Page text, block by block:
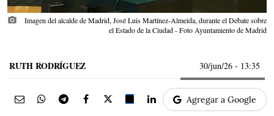
photo_camera
Imagen del alcalde de Madrid, José Luis Martínez-Almeida, durante el Debate sobre
el Estado de la Ciudad - Foto Ayuntamiento de Madrid
RUTH RODRÍGUEZ 30/jun/26 - 13:35
Agregar a Google